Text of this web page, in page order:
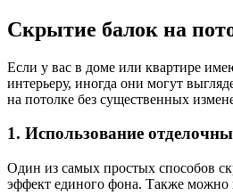
Скрытие балок на
Если у вас в доме или квартире
интерьеру, иногда они могут
на потолке без существенных
1. Использование
Один из самых простых способов
эффект единого фона. Также можно